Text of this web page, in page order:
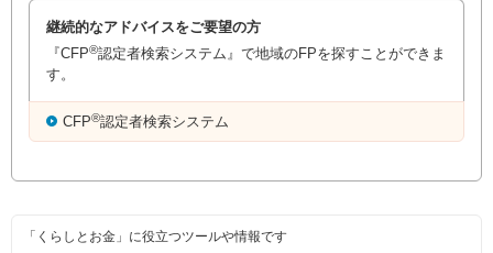
継続的なアドバイスをご要望の方
『CFP®認定者検索システム』で地域のFPを探すことができま
す。
CFP®認定者検索システム
「くらしとお金」に役立つツールや情報です